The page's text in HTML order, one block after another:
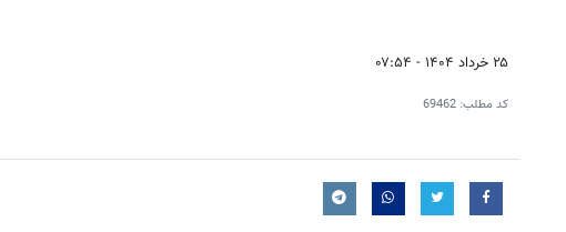
۲۵ خرداد ۱۴۰۴ - ۰۷:۵۴
کد مطلب: 69462